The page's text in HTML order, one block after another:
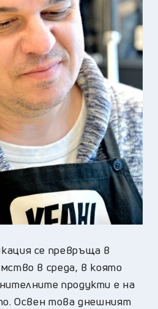
се превръща в
в среда, в която
продукти е на
Освен това днешният